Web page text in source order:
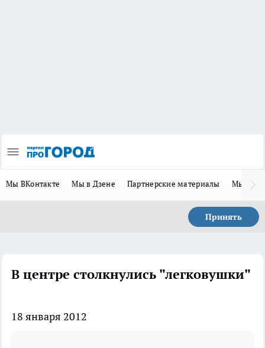
Мы ВКонтакте Мы в Дзене Партнерские материалы Мы в
Принять
В центре столкнулись "легковушки"
18 января 2012